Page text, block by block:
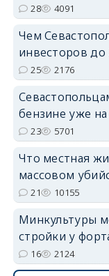
28 4091
Чем
инвесторов до
25 2176
бензине уже
23 5701
Что местная
массовом
21 10155
Минкультуры
стройки у
16 2124